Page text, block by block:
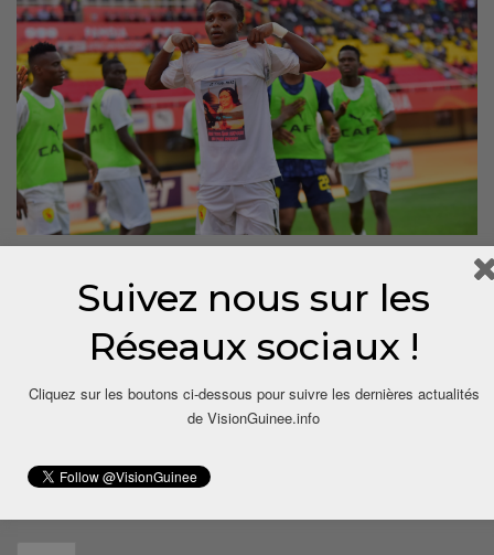
VisionGuinee.Info
11/boussouriou.bah@visionguinee.info
Suivez nous sur les
Réseaux sociaux !
Cliquez sur les boutons ci-dessous pour suivre les dernières actualités
de VisionGuinee.info